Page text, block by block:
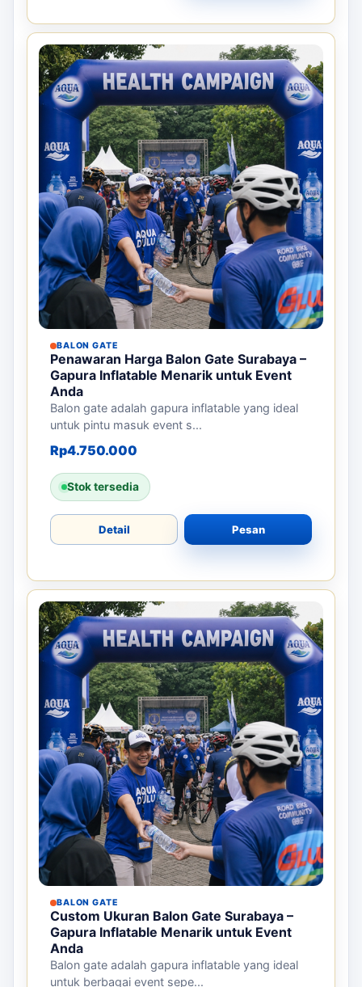
BALON GATE
Penawaran Harga Balon Gate Surabaya –
Gapura Inflatable Menarik untuk Event
Anda
Balon gate adalah gapura inflatable yang ideal
untuk pintu masuk event s...
Rp4.750.000
Stok tersedia
Detail Pesan
BALON GATE
Custom Ukuran Balon Gate Surabaya –
Gapura Inflatable Menarik untuk Event
Anda
Balon gate adalah gapura inflatable yang ideal
untuk berbagai event sepe...